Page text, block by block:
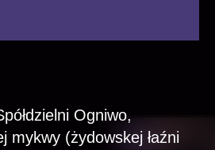
Ogniwo,
mykwy (żydowskej łaźni